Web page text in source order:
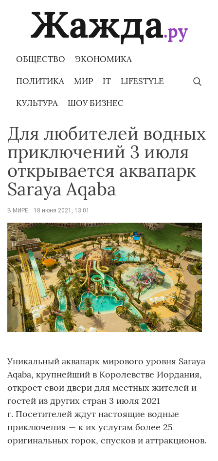
ОБЩЕСТВО ЭКОНОМИКА
ПОЛИТИКА МИР IT LIFESTYLE
КУЛЬТУРА ШОУ БИЗНЕС
Для любителей водных
приключений 3 июля
открывается аквапарк
Saraya Aqaba
В МИРЕ 18 июня 2021, 13:01
Уникальный аквапарк мирового уровня Saraya
Aqaba, крупнейший в Королевстве Иордания,
откроет свои двери для местных жителей и
гостей из других стран 3 июля 2021
г. Посетителей ждут настоящие водные
приключения — к их услугам более 25
оригинальных горок, спусков и аттракционов.